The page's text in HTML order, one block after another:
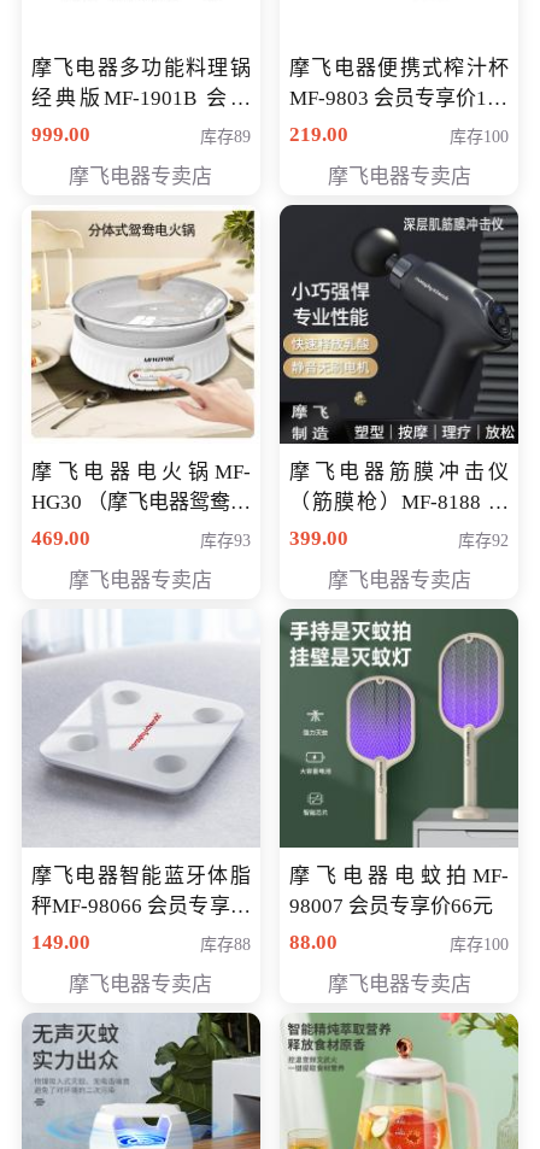
摩飞电器多功能料理锅
经典版MF-1901B 会员
专享价399元
999.00 库存89
摩飞电器专卖店
摩飞电器便携式榨汁杯
MF-9803 会员专享价138
元
219.00 库存100
摩飞电器专卖店
摩飞电器电火锅MF-
HG30 （摩飞电器鸳鸯锅
MF-HG30 ） 会员专享价
469.00 库存93
摩飞电器专卖店
摩飞电器筋膜冲击仪
（筋膜枪）MF-8188 会
员专享价268元
399.00 库存92
摩飞电器专卖店
摩飞电器智能蓝牙体脂
秤MF-98066 会员专享价
98元
149.00 库存88
摩飞电器专卖店
摩飞电器电蚊拍MF-
98007 会员专享价66元
88.00
库存100
摩飞电器专卖店